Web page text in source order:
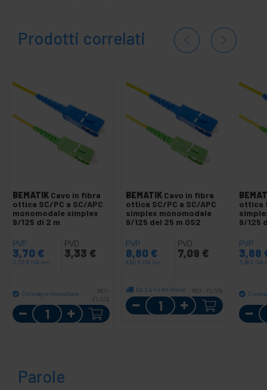
Prodotti correlati
BEMATIK Cavo in fibra
ottica SC/PC a SC/APC
monomodale simplex
9/125 di 2 m
PVP
3,70 €
3,70 € IVA inc.
PVD
3,33 €
Consegna immediata
REF:
FL013
Quantità
BEMATIK Cavo in fibra
ottica SC/PC a SC/APC
simplex monomodale
9/125 del 25 m OS2
PVP
8,80 €
8,80 € IVA inc.
PVD
7,09 €
Da 3 a 4 settimane REF: FL019
Quantità
ottica
9/125
PVP
3,88
3,88 € IVA
Parole